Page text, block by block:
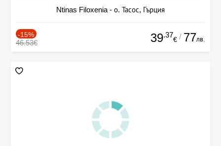
Ntinas Filoxenia - о. Тасос, Гърция
-15%
46.53€ 39.37
€ / 77лв.